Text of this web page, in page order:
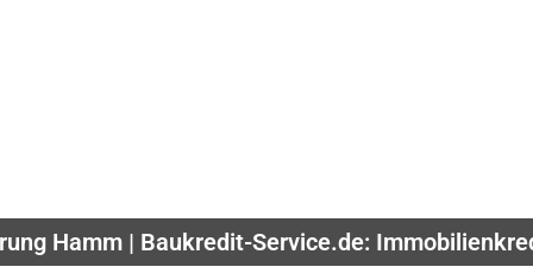
Hamm | Baukredit-Service.de: